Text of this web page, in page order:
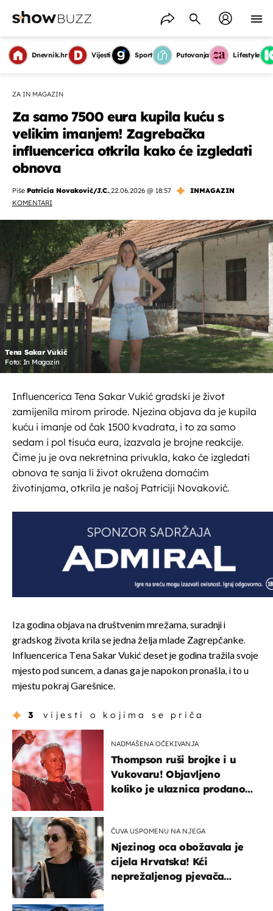
Dnevnik.hr Vijesti Sport Putovanja Lifestyle
ZA IN MAGAZIN
Za samo 7500 eura kupila kuću s
velikim imanjem! Zagrebačka
influencerica otkrila kako će izgledati
obnova
Piše Patricia Novaković/J.C.,22.06.2026 @ 18:57
INMAGAZIN
KOMENTARI
Tena Sakar Vukić
Foto: In Magazin
Influencerica Tena Sakar Vukić gradski je život
zamijenila mirom prirode. Njezina objava da je kupila
kuću i imanje od čak 1500 kvadrata, i to za samo
sedam i pol tisuća eura, izazvala je brojne reakcije.
Čime ju je ova nekretnina privukla, kako će izgledati
obnova te sanja li život okružena domaćim
životinjama, otkrila je našoj Patriciji Novaković.
Iza godina objava na društvenim mrežama, suradnji i
gradskog života krila se jedna želja mlade Zagrepčanke.
Influencerica Tena Sakar Vukić deset je godina tražila svoje
mjesto pod suncem, a danas ga je napokon pronašla, i to u
mjestu pokraj Garešnice.
3 vijesti o kojima se priča
NADMAŠENA OČEKIVANJA
Thompson ruši brojke i u
Vukovaru! Objavljeno
koliko je ulaznica prodano
ČUVA USPOMENU NA NJEGA
Njezinog oca obožavala je
cijela Hrvatska! Kći
neprežaljenog pjevača
OMOGUĆI OBAVIJESTI